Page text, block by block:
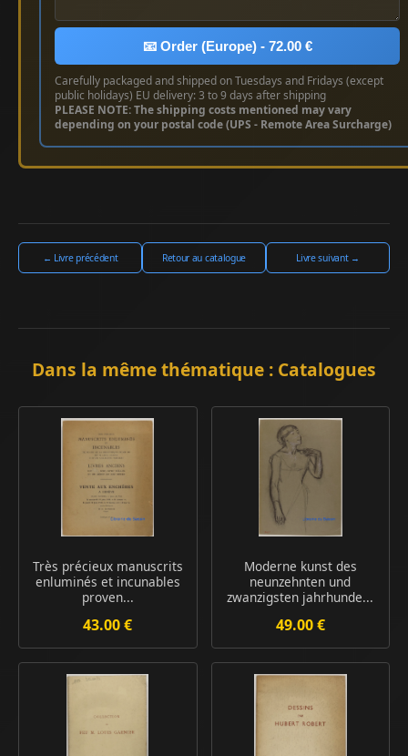
📧 Order (Europe) - 72.00 €
Carefully packaged and shipped on Tuesdays and Fridays (except
public holidays) EU delivery: 3 to 9 days after shipping
PLEASE NOTE: The shipping costs mentioned may vary
depending on your postal code (UPS - Remote Area Surcharge)
← Livre précédent Retour au catalogue Livre suivant →
Dans la même thématique : Catalogues
Très précieux manuscrits
enluminés et incunables
proven...
43.00 €
Moderne kunst des
neunzehnten und
zwanzigsten jahrhunde...
49.00 €